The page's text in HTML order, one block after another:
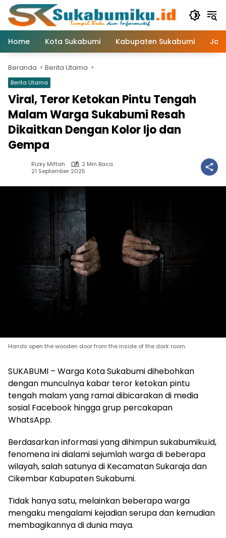
Langsung
konten
Home
Kota Sukabumi Kabupaten Sukabumi
Beranda Berita Utama
Berita Utama
Viral, Teror Ketokan Pintu Tengah
Malam Warga Sukabumi Resah
Dikaitkan Dengan Kolor Ijo dan
Gempa
Rizky Miftah
2 Min Baca
21 September 2025
Hands open the wooden door from the inside of the dark room.
SUKABUMI – Warga Kota Sukabumi dihebohkan
dengan munculnya kabar teror ketokan pintu
tengah malam yang ramai dibicarakan di media
sosial Facebook hingga grup percakapan
WhatsApp.
Berdasarkan informasi yang dihimpun sukabumiku.id,
fenomena ini dialami sejumlah warga di beberapa
wilayah, salah satunya di Kecamatan Sukaraja dan
Cikembar Kabupaten Sukabumi.
Tidak hanya satu, melainkan beberapa warga
mengaku mengalami kejadian serupa dan kemudian
membagikannya di dunia maya.